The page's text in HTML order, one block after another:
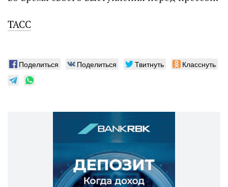
ТАСС
Поделиться Поделиться Твитнуть Класснуть